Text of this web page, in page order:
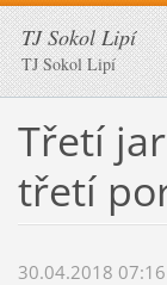
TJ Sokol Lipí
TJ Sokol Lipí
Třetí
třetí
30.04.2018 07:16